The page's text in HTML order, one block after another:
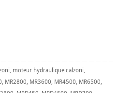
, moteur hydraulique calzoni,
, MR2800, MR3600, MR4500, MR6500,